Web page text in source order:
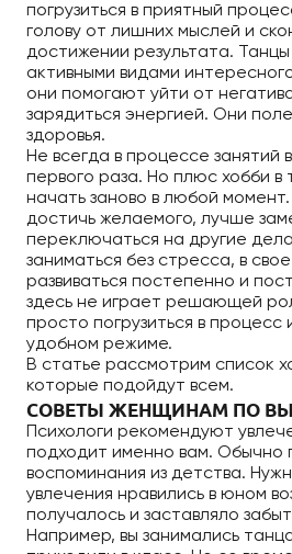
погрузиться в приятный
голову от лишних мыслей и
достижении результата.
активными видами
они помогают уйти от
зарядиться энергией. Они
здоровья.
Не всегда в процессе занятий
первого раза. Но плюс хобби в
начать заново в любой
достичь желаемого, лучше
переключаться на другие
заниматься без стресса, в
развиваться постепенно и
здесь не играет решающей
просто погрузиться в процесс
удобном режиме.
В статье рассмотрим список
которые подойдут всем.
СОВЕТЫ ЖЕНЩИНАМ ПО
Психологи рекомендуют
подходит именно вам. Обычно
воспоминания из детства.
увлечения нравились в юном
получалось и заставляло
Например, вы занимались